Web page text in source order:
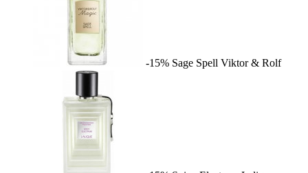
-15% Sage Spell Viktor & Rolf